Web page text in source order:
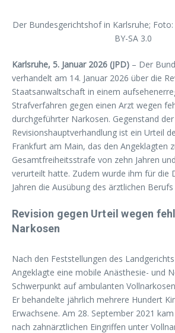
Der Bundesgerichtshof in Karlsruhe; Foto:
BY-SA 3.0
Karlsruhe, 5. Januar 2026 (JPD) – Der
verhandelt am 14. Januar 2026 über die
Staatsanwaltschaft in einem
Strafverfahren gegen einen Arzt wegen
durchgeführter Narkosen. Gegenstand der
Revisionshauptverhandlung ist ein Urteil
Frankfurt am Main, das den Angeklagten
Gesamtfreiheitsstrafe von zehn Jahren
verurteilt hatte. Zudem wurde ihm für die
Jahren die Ausübung des ärztlichen
Revision gegen Urteil wegen
Narkosen
Nach den Feststellungen des
Angeklagte eine mobile Anästhesie- und
Schwerpunkt auf ambulanten
Er behandelte jährlich mehrere Hundert
Erwachsene. Am 28. September 2021
nach zahnärztlichen Eingriffen unter